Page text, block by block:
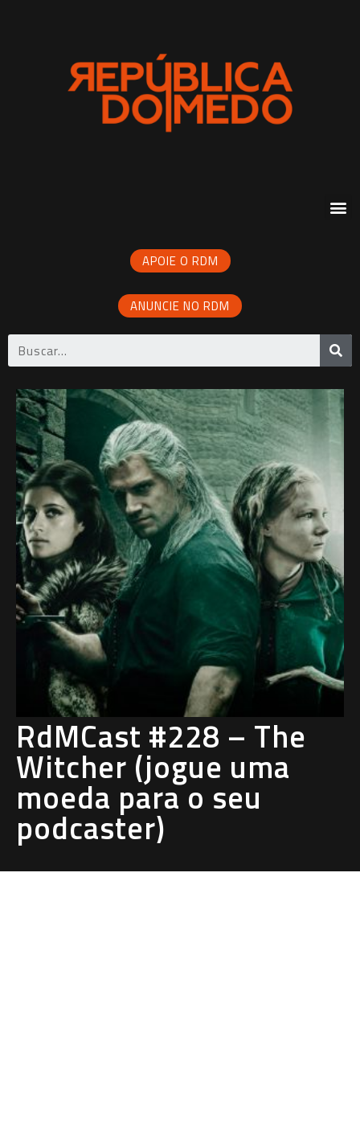
APOIE O RDM
ANUNCIE NO RDM
RdMCast #228 – The
Witcher (jogue uma
moeda para o seu
podcaster)